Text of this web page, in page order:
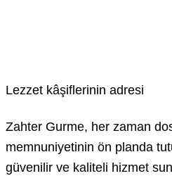
Lezzet kâşiflerinin adresi
Zahter Gurme, her zaman
memnuniyetinin ön planda
güvenilir ve kaliteli hizmet